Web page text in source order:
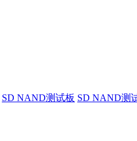
SD NAND测试板 SD NAND测